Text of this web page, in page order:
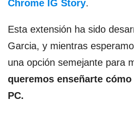
Chrome IG Story.
Esta extensión ha sido
Garcia, y mientras
una opción semejante para
queremos enseñarte
PC.